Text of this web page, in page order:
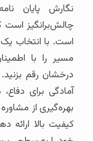
نگارش پایان نامه
چالش‌برانگیز است که
است. با انتخاب یک
مسیر را با
درخشان رقم بزنید.
آمادگی برای دفاع،
بهره‌گیری از مشاوره
کیفیت بالا ارائه